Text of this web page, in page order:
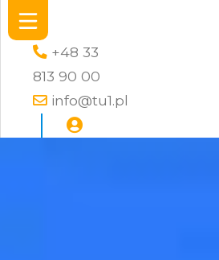
+48 33
813 90 00
info@tu1.pl